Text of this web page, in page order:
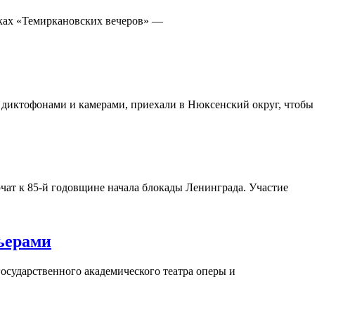
«Темиркановских вечеров» —
и камерами, приехали в Нюксенский округ, чтобы
к 85-й годовщине начала блокады Ленинграда. Участие
академического театра оперы и